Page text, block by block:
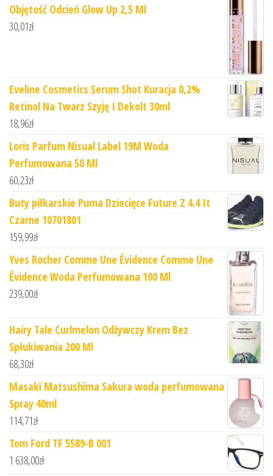
Objętość Odcień Glow Up 2,5 Ml
30,01zł
Eveline Cosmetics Serum Shot Kuracja 0,2%
Retinol Na Twarz Szyję I Dekolt 30ml
18,96zł
Loris Parfum Nisual Label 19M Woda
Perfumowana 50 Ml
60,23zł
Buty piłkarskie Puma Dziecięce Future Z 4.4 It
Czarne 10701801
159,99zł
Yves Rocher Comme Une Évidence Comme Une
Évidence Woda Perfumowana 100 Ml
239,00zł
Hairy Tale Curlmelon Odżywczy Krem Bez
Spłukiwania 200 Ml
68,30zł
Masakï Matsushïma Sakura woda perfumowana
Spray 40ml
114,71zł
Tom Ford TF 5589-B 001
1 638,00zł